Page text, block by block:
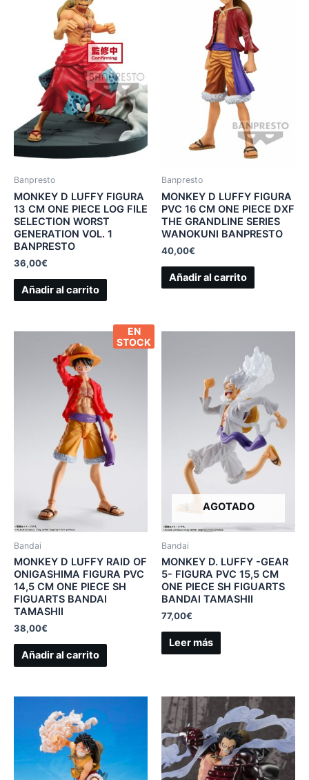
Banpresto
MONKEY D LUFFY FIGURA
13 CM ONE PIECE LOG FILE
SELECTION WORST
GENERATION VOL. 1
BANPRESTO
36,00€
Añadir al carrito
Banpresto
MONKEY D LUFFY FIGURA
PVC 16 CM ONE PIECE DXF
THE GRANDLINE SERIES
WANOKUNI BANPRESTO
40,00€
Añadir al carrito
EN
STOCK
Bandai
MONKEY D LUFFY RAID OF
ONIGASHIMA FIGURA PVC
14,5 CM ONE PIECE SH
FIGUARTS BANDAI
TAMASHII
38,00€
Añadir al carrito
AGOTADO
Bandai
MONKEY D. LUFFY -GEAR
5- FIGURA PVC 15,5 CM
ONE PIECE SH FIGUARTS
BANDAI TAMASHII
77,00€
Leer más